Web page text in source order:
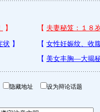
隐藏地址 设为辩论话题